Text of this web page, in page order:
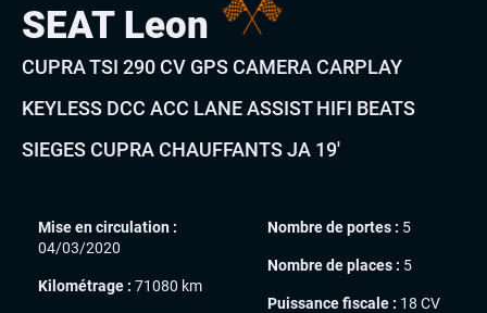
SEAT Leon
CUPRA TSI 290 CV GPS CAMERA CARPLAY
KEYLESS DCC ACC LANE ASSIST HIFI BEATS
SIEGES CUPRA CHAUFFANTS JA 19′
Mise en circulation :
04/03/2020
Kilométrage : 71080 km
Nombre de portes : 5
Nombre de places : 5
Puissance fiscale : 18 CV